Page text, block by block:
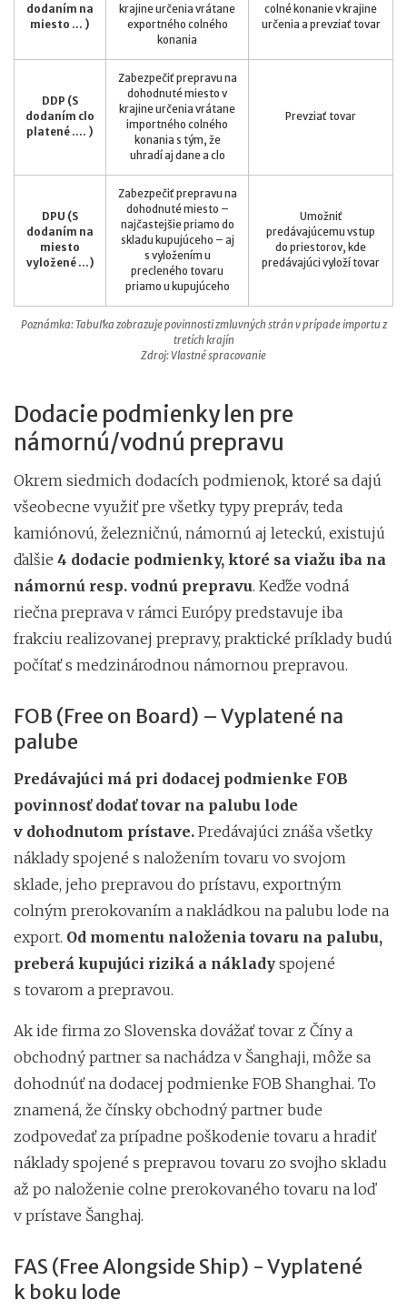
Poznámka: Tabuľka zobrazuje povinnosti zmluvných strán v prípade importu z
tretích krajín
Zdroj: Vlastné spracovanie
dodaním na
miesto ... )
krajine určenia vrátane
exportného colného
konania
colné konanie v krajine
určenia a prevziať tovar
DDP (S
dodaním clo
platené .... )
Zabezpečiť prepravu na
dohodnuté miesto v
krajine určenia vrátane
importného colného
konania s tým, že
uhradí aj dane a clo
Prevziať tovar
DPU (S
dodaním na
miesto
vyložené ...)
Zabezpečiť prepravu na
dohodnuté miesto –
najčastejšie priamo do
skladu kupujúceho – aj
s vyložením u
precleného tovaru
priamo u kupujúceho
Umožniť
predávajúcemu vstup
do priestorov, kde
predávajúci vyloží tovar
Dodacie podmienky len pre
námornú/vodnú prepravu
Okrem siedmich dodacích podmienok, ktoré sa dajú
všeobecne využiť pre všetky typy prepráv, teda
kamiónovú, železničnú, námornú aj leteckú, existujú
ďalšie 4 dodacie podmienky, ktoré sa viažu iba na
námornú resp. vodnú prepravu. Keďže vodná
riečna preprava v rámci Európy predstavuje iba
frakciu realizovanej prepravy, praktické príklady budú
počítať s medzinárodnou námornou prepravou.
FOB (Free on Board) – Vyplatené na
palube
Predávajúci má pri dodacej podmienke FOB
povinnosť dodať tovar na palubu lode
v dohodnutom prístave. Predávajúci znáša všetky
náklady spojené s naložením tovaru vo svojom
sklade, jeho prepravou do prístavu, exportným
colným prerokovaním a nakládkou na palubu lode na
export. Od momentu naloženia tovaru na palubu,
preberá kupujúci riziká a náklady spojené
s tovarom a prepravou.
Ak ide firma zo Slovenska dovážať tovar z Číny a
obchodný partner sa nachádza v Šanghaji, môže sa
dohodnúť na dodacej podmienke FOB Shanghai. To
znamená, že čínsky obchodný partner bude
zodpovedať za prípadne poškodenie tovaru a hradiť
náklady spojené s prepravou tovaru zo svojho skladu
až po naloženie colne prerokovaného tovaru na loď
v prístave Šanghaj.
FAS (Free Alongside Ship) - Vyplatené
k boku lode